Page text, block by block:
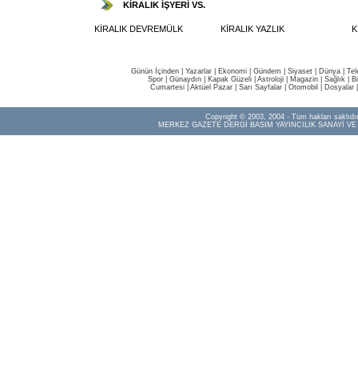
KİRALIK İŞYERİ VS.
KİRALIK DEVREMÜLK KİRALIK YAZLIK
Günün İçinden Yazarlar Ekonomi Gündem Siyaset Dünya |
Spor
Günaydın Kapak Güzeli Astroloji Magazin Sağlık
Cumartesi| Aktüel Pazar| Sarı Sayfalar| Otomobil Dosyalar
Copyright © 2003, 2004 - Tüm hakları
MERKEZ GAZETE DERGİ BASIM YAYINCILIK SANAYİ